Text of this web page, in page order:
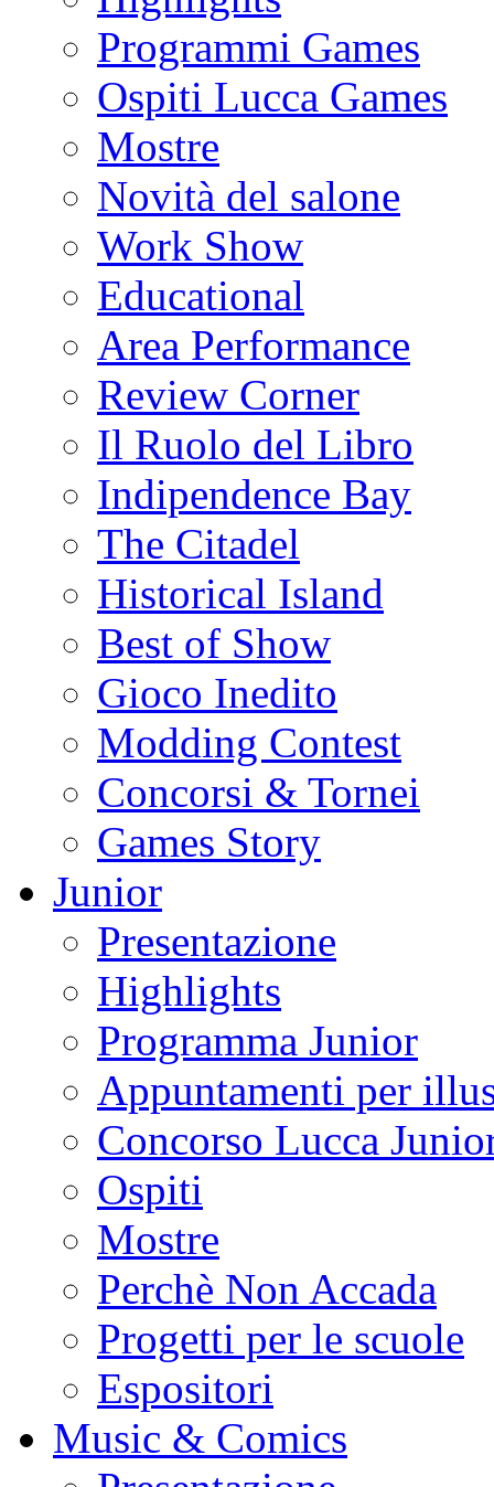
Programmi Games
Ospiti Lucca Games
Mostre
Novità del salone
Work Show
Educational
Area Performance
Review Corner
Il Ruolo del Libro
Indipendence Bay
The Citadel
Historical Island
Best of Show
Gioco Inedito
Modding Contest
Concorsi & Tornei
Games Story
Junior
Presentazione
Highlights
Programma Junior
Appuntamenti per
Concorso Lucca
Ospiti
Mostre
Perchè Non Accada
Progetti per le scuole
Espositori
Music & Comics